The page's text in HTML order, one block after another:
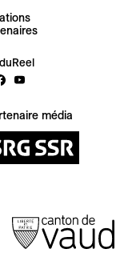
média